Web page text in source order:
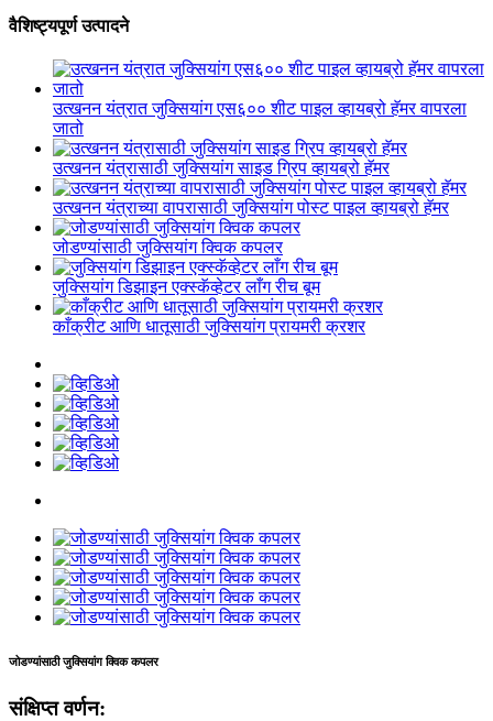
वैशिष्ट्यपूर्ण उत्पादने
उत्खनन यंत्रात जुक्सियांग एस६०० शीट पाइल व्हायब्रो हॅमर वापरला
जातो
उत्खनन यंत्रासाठी जुक्सियांग साइड ग्रिप व्हायब्रो हॅमर
उत्खनन यंत्राच्या वापरासाठी जुक्सियांग पोस्ट पाइल व्हायब्रो हॅमर
जोडण्यांसाठी जुक्सियांग क्विक कपलर
जुक्सियांग डिझाइन एक्स्कॅव्हेटर लाँग रीच बूम
काँक्रीट आणि धातूसाठी जुक्सियांग प्रायमरी क्रशर
जोडण्यांसाठी जुक्सियांग क्विक कपलर
संक्षिप्त वर्णन: